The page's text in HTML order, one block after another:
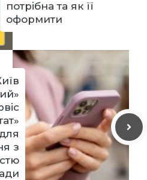
потрібна та як її
оформити
для
з